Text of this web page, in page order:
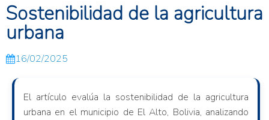
Sostenibilidad de la agricultura
urbana
16/02/2025
El artículo evalúa la sostenibilidad de la agricultura
urbana en el municipio de El Alto, Bolivia, analizando